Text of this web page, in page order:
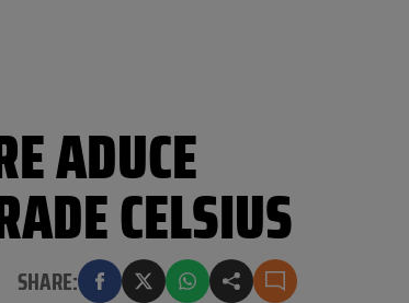
ADUCE
CELSIUS
SHARE: